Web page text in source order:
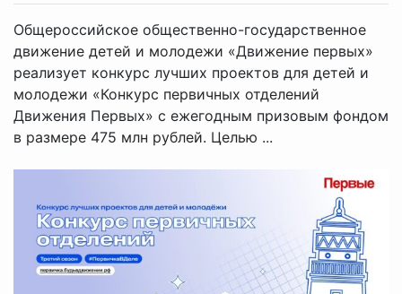
Общероссийское общественно-государственное
движение детей и молодежи «Движение первых»
реализует конкурс лучших проектов для детей и
молодежи «Конкурс первичных отделений
Движения Первых» с ежегодным призовым фондом
в размере 475 млн рублей. Целью ...